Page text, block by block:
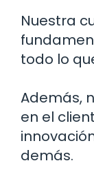
Nuestra
todo lo
Además,
en el
demás.